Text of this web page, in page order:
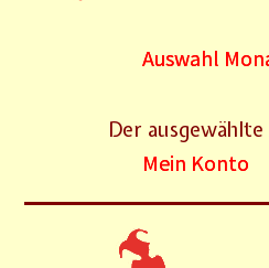
Auswahl
Der
Mein Konto